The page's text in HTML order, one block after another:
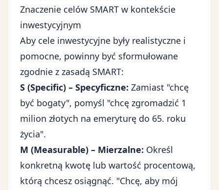
Znaczenie celów SMART w kontekście
inwestycyjnym
Aby cele inwestycyjne były realistyczne i
pomocne, powinny być sformułowane
zgodnie z zasadą SMART:
S (Specific) – Specyficzne: Zamiast "chcę
być bogaty", pomyśl "chcę zgromadzić 1
milion złotych na emeryturę do 65. roku
życia".
M (Measurable) – Mierzalne: Określ
konkretną kwotę lub wartość procentową,
którą chcesz osiągnąć. "Chcę, aby mój